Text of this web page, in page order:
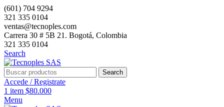
(601) 704 9294
321 335 0104
ventas@tecnoples.com
Carrera 30 # 5B 21. Bogotá, Colombia
321 335 0104
Search
Search
Accede / Registrate
1 item $80.000
Menu